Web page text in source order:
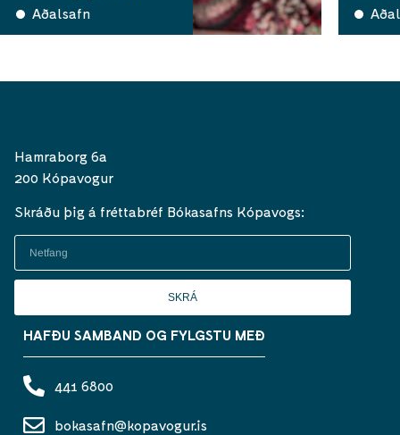
Aðalsafn
Hamraborg 6a
200 Kópavogur
Skráðu þig á fréttabréf Bókasafns Kópavogs:
SKRÁ
HAFÐU SAMBAND OG FYLGSTU MEÐ
441 6800
bokasafn@kopavogur.is